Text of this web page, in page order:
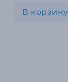
В корзину